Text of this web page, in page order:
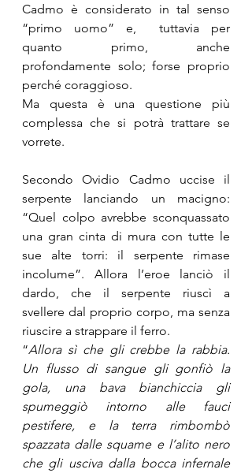
Cadmo è considerato in tal senso
“primo uomo” e,  tuttavia per
quanto primo, anche
profondamente solo; forse proprio
perché coraggioso.
Ma questa è una questione più
complessa che si potrà trattare se
vorrete.
Secondo Ovidio Cadmo uccise il
serpente lanciando un macigno:
“Quel colpo avrebbe sconquassato
una gran cinta di mura con tutte le
sue alte torri: il serpente rimase
incolume”. Allora l’eroe lanciò il
dardo, che il serpente riuscì a
svellere dal proprio corpo, ma senza
riuscire a strappare il ferro.
“Allora sì che gli crebbe la rabbia.
Un flusso di sangue gli gonfiò la
gola, una bava bianchiccia gli
spumeggiò intorno alle fauci
pestifere, e la terra rimbombò
spazzata dalle squame e l’alito nero
che gli usciva dalla bocca infernale